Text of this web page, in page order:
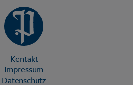
Kontakt
Impressum
Datenschutz